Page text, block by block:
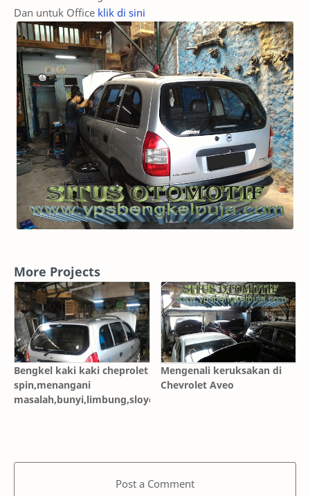
Dan untuk Office klik di sini
More Projects
Bengkel kaki kaki cheprolet
spin,menangani
masalah,bunyi,limbung,sloyoran
Mengenali keruksakan di
Chevrolet Aveo
Post a Comment